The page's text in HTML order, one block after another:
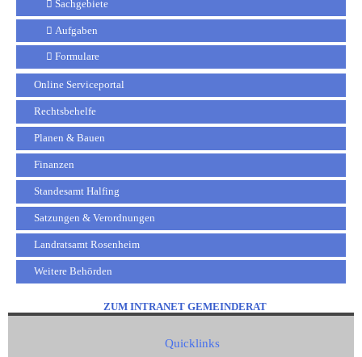
Sachgebiete
Aufgaben
Formulare
Online Serviceportal
Rechtsbehelfe
Planen & Bauen
Finanzen
Standesamt Halfing
Satzungen & Verordnungen
Landratsamt Rosenheim
Weitere Behörden
ZUM INTRANET GEMEINDERAT
Quicklinks